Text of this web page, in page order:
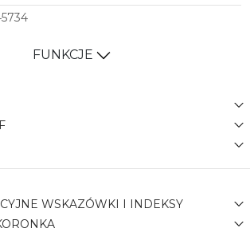
życia.
FUNKCJE
WSKAZÓWKI I INDEKSY